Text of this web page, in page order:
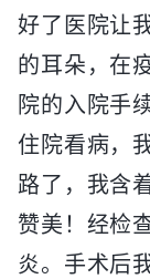
好了医院让
的耳朵，在
院的入院手
住院看病，
路了，我含
赞美！经检
炎。手术后